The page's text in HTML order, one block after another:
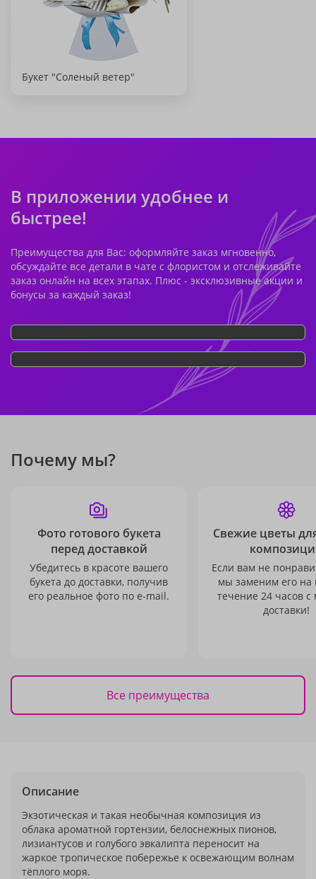
Букет "Соленый ветер"
В приложении удобнее и
быстрее!
Преимущества для Вас: оформляйте заказ мгновенно,
обсуждайте все детали в чате с флористом и отслеживайте
заказ онлайн на всех этапах. Плюс - эксклюзивные акции и
бонусы за каждый заказ!
Почему мы?
Фото готового букета
перед доставкой
Убедитесь в красоте вашего
букета до доставки, получив
его реальное фото по e-mail.
Свежие цветы
Если вам не
мы заменим его на
течение 24 часов с
доставки!
Все преимущества
Описание
Экзотическая и такая необычная композиция из
облака ароматной гортензии, белоснежных пионов,
лизиантусов и голубого эвкалипта переносит на
жаркое тропическое побережье к освежающим волнам
тёплого моря.